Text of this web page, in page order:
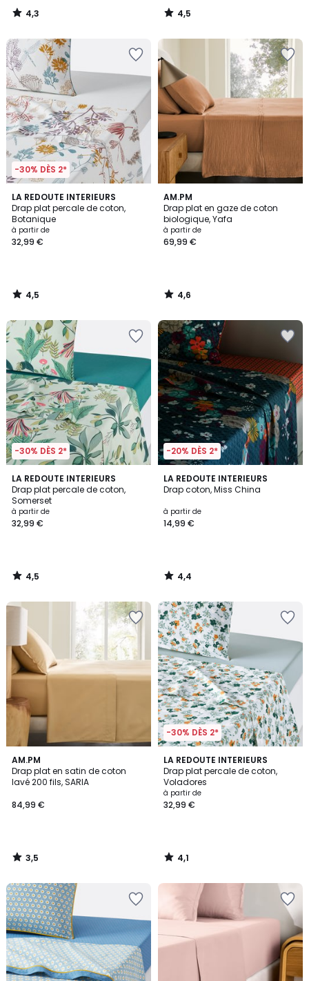
4,3
/
4,5
/
-30% DÈS 2*
LA REDOUTE INTERIEURS
Drap plat percale de coton,
Botanique
à partir de
32,99 €
4,5
/ 5
4,5
/
AM.PM
Drap plat en gaze de coton
biologique, Yafa
à partir de
69,99 €
4,6
/ 5
4,6
/
-30% DÈS 2*
LA REDOUTE INTERIEURS
Drap plat percale de coton,
Somerset
à partir de
32,99 €
4,5
/ 5
4,5
/
-20% DÈS 2*
LA REDOUTE INTERIEURS
Drap coton, Miss China
à partir de
14,99 €
4,4
/ 5
4,4
/
AM.PM
Drap plat en satin de coton
lavé 200 fils, SARIA
84,99 €
3,5
/ 5
3,5
/
-30% DÈS 2*
LA REDOUTE INTERIEURS
Drap plat percale de coton,
Voladores
à partir de
32,99 €
4,1
/ 5
4,1
/